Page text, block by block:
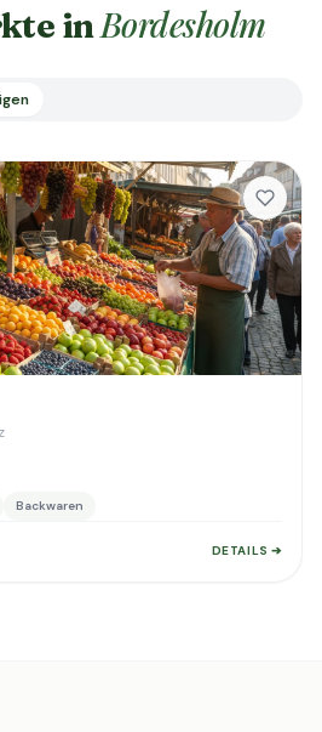
inBordesholm
Backwaren
DETAILS ➔